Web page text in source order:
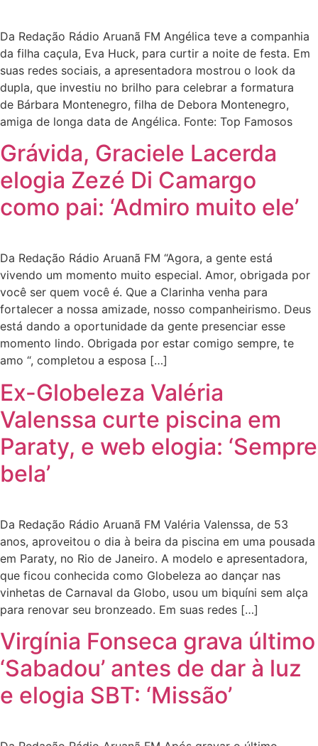
Da Redação Rádio Aruanã FM Angélica teve a companhia
da filha caçula, Eva Huck, para curtir a noite de festa. Em
suas redes sociais, a apresentadora mostrou o look da
dupla, que investiu no brilho para celebrar a formatura
de Bárbara Montenegro, filha de Debora Montenegro,
amiga de longa data de Angélica. Fonte: Top Famosos
Grávida, Graciele Lacerda
elogia Zezé Di Camargo
como pai: ‘Admiro muito ele’
Da Redação Rádio Aruanã FM “Agora, a gente está
vivendo um momento muito especial. Amor, obrigada por
você ser quem você é. Que a Clarinha venha para
fortalecer a nossa amizade, nosso companheirismo. Deus
está dando a oportunidade da gente presenciar esse
momento lindo. Obrigada por estar comigo sempre, te
amo “, completou a esposa […]
Ex-Globeleza Valéria
Valenssa curte piscina em
Paraty, e web elogia: ‘Sempre
bela’
Da Redação Rádio Aruanã FM Valéria Valenssa, de 53
anos, aproveitou o dia à beira da piscina em uma pousada
em Paraty, no Rio de Janeiro. A modelo e apresentadora,
que ficou conhecida como Globeleza ao dançar nas
vinhetas de Carnaval da Globo, usou um biquíni sem alça
para renovar seu bronzeado. Em suas redes […]
Virgínia Fonseca grava último
‘Sabadou’ antes de dar à luz
e elogia SBT: ‘Missão’